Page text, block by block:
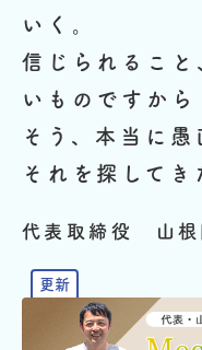
いく。
信じられること
いものですから
そう、本当に
それを探してき
代表取締役 山根